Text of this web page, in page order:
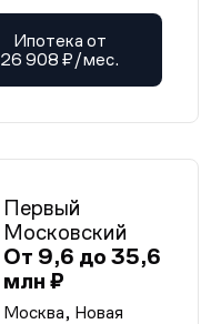
Ипотека от
26 908 ₽/мес.
Первый
Московский
От 9,6 до 35,6
млн ₽
Москва, Новая